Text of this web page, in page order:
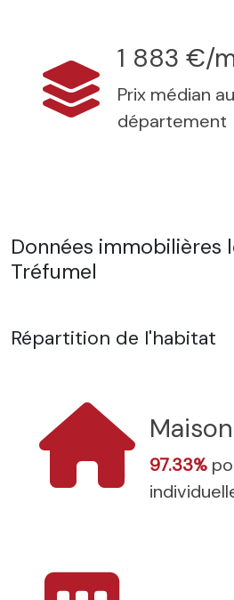
1 883 €/
Prix médian
département
Données immobilières
Tréfumel
Répartition de l'habitat
97.33%